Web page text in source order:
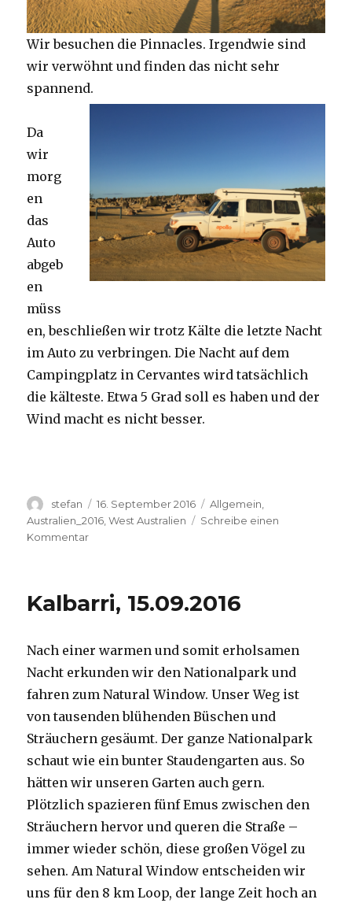
Wir besuchen die Pinnacles. Irgendwie sind
wir verwöhnt und finden das nicht sehr
spannend.
Da
wir
morg
en
das
Auto
abgeb
en
müss
en, beschließen wir trotz Kälte die letzte Nacht
im Auto zu verbringen. Die Nacht auf dem
Campingplatz in Cervantes wird tatsächlich
die kälteste. Etwa 5 Grad soll es haben und der
Wind macht es nicht besser.
Autor
stefan
Veröffentlicht
am
16. September 2016 Kategorien
Allgemein
Australien_2016 ,West Australien
Schreibe einen
Kommentarzu
Kalbarri, 15.09.2016
Nach einer warmen und somit erholsamen
Nacht erkunden wir den Nationalpark und
fahren zum Natural Window. Unser Weg ist
von tausenden blühenden Büschen und
Sträuchern gesäumt. Der ganze Nationalpark
schaut wie ein bunter Staudengarten aus. So
hätten wir unseren Garten auch gern.
Plötzlich spazieren fünf Emus zwischen den
Sträuchern hervor und queren die Straße –
immer wieder schön, diese großen Vögel zu
sehen. Am Natural Window entscheiden wir
uns für den 8 km Loop, der lange Zeit hoch an